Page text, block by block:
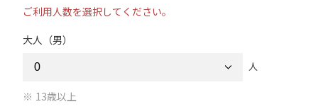
ご利用人数を選択してください。
大人（男）
人
13歳以上